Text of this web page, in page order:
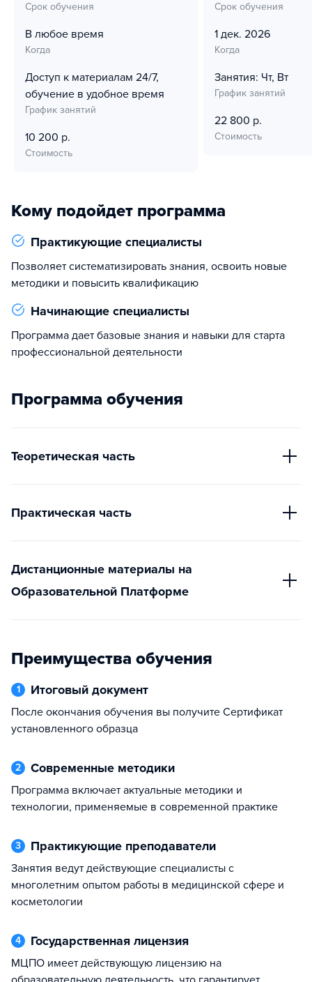
Срок обучения
В любое время
Когда
Доступ к материалам 24/7,
обучение в удобное время
График занятий
10 200 р.
Стоимость
Срок обучения
1 дек. 2026
Когда
Занятия: Чт, Вт
График занятий
22 800 р.
Стоимость
Кому подойдет программа
Практикующие специалисты
Позволяет систематизировать знания, освоить новые
методики и повысить квалификацию
Начинающие специалисты
Программа дает базовые знания и навыки для старта
профессиональной деятельности
Программа обучения
Теоретическая часть
Практическая часть
Дистанционные материалы на
Образовательной Платформе
Преимущества обучения
1 Итоговый документ
После окончания обучения вы получите Сертификат
установленного образца
2 Современные методики
Программа включает актуальные методики и
технологии, применяемые в современной практике
3 Практикующие преподаватели
Занятия ведут действующие специалисты с
многолетним опытом работы в медицинской сфере и
косметологии
4 Государственная лицензия
МЦПО имеет действующую лицензию на